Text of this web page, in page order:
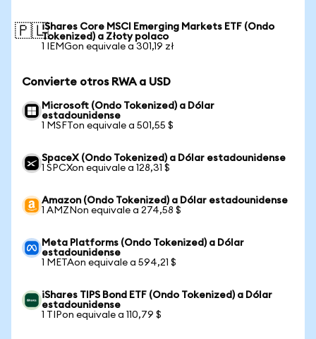
🇵🇱iShares Core MSCI Emerging Markets ETF (Ondo
Tokenized) a Złoty polaco
1 IEMGon equivale a 301,19 zł
Convierte otros RWA a USD
Microsoft (Ondo Tokenized) a Dólar
estadounidense
1 MSFTon equivale a 501,55 $
SpaceX (Ondo Tokenized) a Dólar estadounidense
1 SPCXon equivale a 128,31 $
Amazon (Ondo Tokenized) a Dólar estadounidense
1 AMZNon equivale a 274,58 $
Meta Platforms (Ondo Tokenized) a Dólar
estadounidense
1 METAon equivale a 594,21 $
iShares TIPS Bond ETF (Ondo Tokenized) a Dólar
estadounidense
1 TIPon equivale a 110,79 $